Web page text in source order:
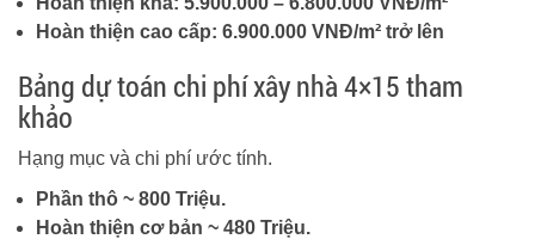
Hoàn thiện cao cấp: 6.900.000 VNĐ/m² trở lên
Bảng dự toán chi phí xây nhà 4×15 tham
khảo
Hạng mục và chi phí ước tính.
Phần thô ~ 800 Triệu.
Hoàn thiện cơ bản ~ 480 Triệu.